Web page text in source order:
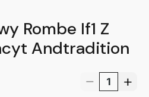
Rombe If1 Z
Andtradition